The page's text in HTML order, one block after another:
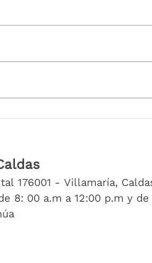
176001 - Villamaría,
8: 00 a.m a 12:00 p.m y